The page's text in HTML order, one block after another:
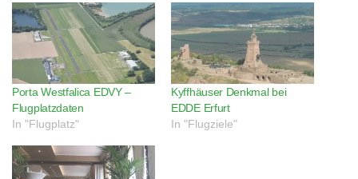
Porta Westfalica EDVY –
Flugplatzdaten
In "Flugplatz"
Kyffhäuser Denkmal bei
EDDE Erfurt
In "Flugziele"